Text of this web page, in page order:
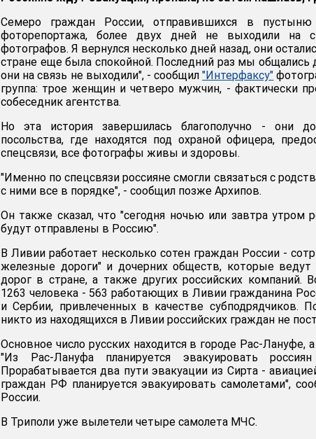
Семеро граждан России, отправившихся в пустыню
фоторепортажа, более двух дней не выходили на
фотографов. Я вернулся несколько дней назад, они
стране еще была спокойной. Последний раз мы общались
они на связь не выходили", - сообщил"Интерфаксу"
группа: трое женщин и четверо мужчин, - фактически
собеседник агентства.
Но эта история завершилась благополучно - они
посольства, где находятся под охраной офицера,
спецсвязи, все фотографы живы и здоровы.
"Именно по спецсвязи россияне смогли связаться с
с ними все в порядке", - сообщил позже Архипов.
Он также сказал, что "сегодня ночью или завтра утром
будут отправлены в Россию".
В Ливии работает несколько сотен граждан России -
железные дороги" и дочерних обществ, которые ведут
дорог в стране, а также других российских компаний.
1263 человека - 563 работающих в Ливии гражданина
и Сербии, привлеченных в качестве
никто из находящихся в Ливии российских граждан не
Основное число русских находится в городе Рас-Лануфе,
"Из Рас-Лануфа планируется эвакуировать
Прорабатывается два пути эвакуации из Сирта -
граждан РФ планируется эвакуировать самолетами",
России.
В Триполи уже вылетели четыре самолета МЧС.